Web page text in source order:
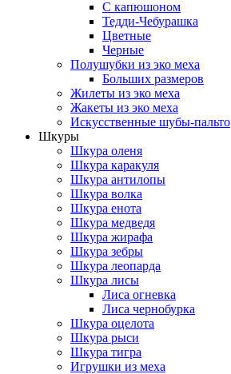
С капюшоном
Тедди-Чебурашка
Цветные
Черные
Полушубки из эко меха
Больших размеров
Жилеты из эко меха
Жакеты из эко меха
Искусственные шубы-пальто
Шкуры
Шкура оленя
Шкура каракуля
Шкура антилопы
Шкура волка
Шкура енота
Шкура медведя
Шкура жирафа
Шкура зебры
Шкура леопарда
Шкура лисы
Лиса огневка
Лиса чернобурка
Шкура оцелота
Шкура рыси
Шкура тигра
Игрушки из меха